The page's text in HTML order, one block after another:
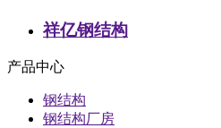
祥亿钢结构
产品中心
钢结构
钢结构厂房